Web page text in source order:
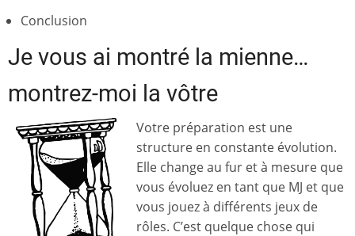
Conclusion
Je vous ai montré la mienne…
montrez-moi la vôtre
Votre préparation est une
structure en constante évolution.
Elle change au fur et à mesure que
vous évoluez en tant que MJ et que
vous jouez à différents jeux de
rôles. C’est quelque chose qui